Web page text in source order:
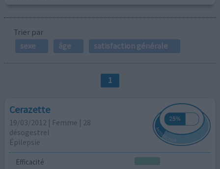
Trier par
sexe
âge satisfaction générale
1
Cerazette
19/03/2012 | Femme | 28
désogestrel
Épilepsie
Efficacité